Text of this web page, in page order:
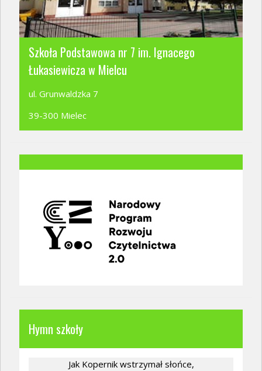
Szkoła Podstawowa nr 7 im. Ignacego
Łukasiewicza w Mielcu
ul. Grunwaldzka 7
39-300 Mielec
Hymn szkoły
Jak Kopernik wstrzymał słońce,